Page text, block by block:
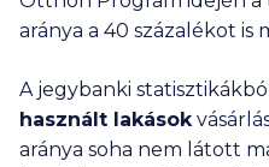
aránya a 40 százalékot
A jegybanki
használt lakások
aránya soha nem látott